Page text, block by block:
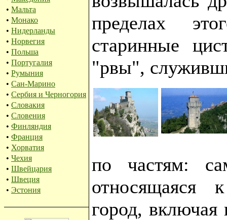
• Мальта
• Монако
• Нидерланды
• Норвегия
• Польша
• Португалия
• Румыния
• Сан-Марино
• Сербия и Черногория
• Словакия
• Словения
• Финляндия
• Франция
• Хорватия
• Чехия
• Швейцария
• Швеция
• Эстония
пределах
старинные
"рвы",
по частям:
относящаяся
город,